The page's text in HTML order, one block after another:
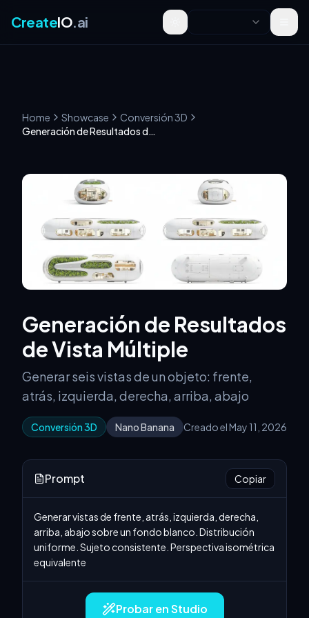
CreateIO.ai Toggle theme
Home Showcase
Conversión 3D
Generación de Resultados de Vista Múltiple
Generación de Resultados
de Vista Múltiple
Generar seis vistas de un objeto: frente,
atrás, izquierda, derecha, arriba, abajo
Conversión 3D Nano Banana Creado el May 11, 2026
Prompt Copiar
Generar vistas de frente, atrás, izquierda, derecha,
arriba, abajo sobre un fondo blanco. Distribución
uniforme. Sujeto consistente. Perspectiva isométrica
equivalente
Probar en Studio